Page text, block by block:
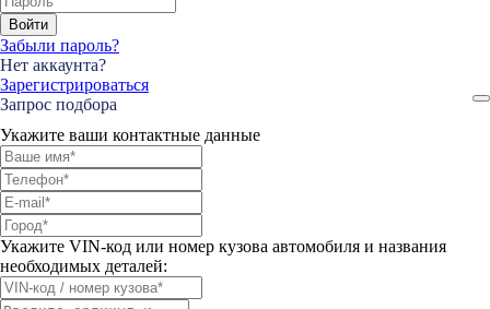
Войти
Забыли пароль?
Нет аккаунта?
Зарегистрироваться
Запрос подбора
Укажите ваши контактные данные
Укажите VIN-код или номер кузова автомобиля и названия
необходимых деталей: